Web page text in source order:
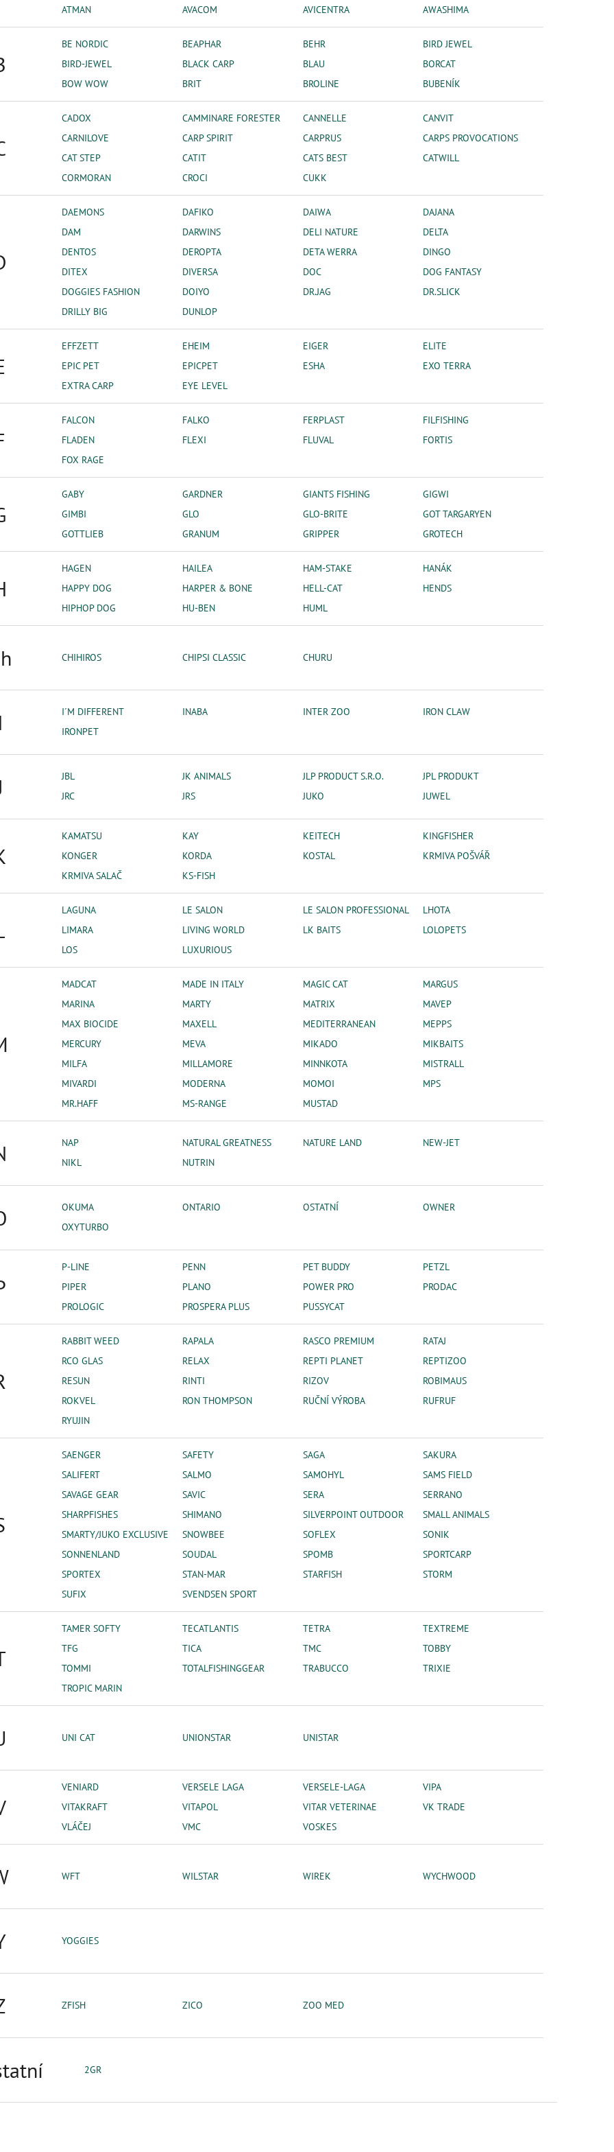
ATMAN
AVACOM AVICENTRA AWASHIMA
BE NORDIC BEAPHAR BEHR
BIRD JEWEL
BIRD-JEWEL
BLACK CARP BLAU
BORCAT
BOW WOW
BRIT BROLINE BUBENÍK
CADOX CAMMINARE FORESTER CANNELLE
CANVIT
CARNILOVE
CARP SPIRIT CARPRUS
CARPS PROVOCATIONS
CAT STEP
CATIT CATS BEST
CATWILL
CORMORAN
CROCI CUKK
DAEMONS DAFIKO DAIWA
DAJANA
DAM
DARWINS DELI NATURE
DELTA
DENTOS
DEROPTA DETA WERRA
DINGO
DITEX
DIVERSA DOC
DOG FANTASY
DOGGIES FASHION
DOIYO DR.JAG
DR.SLICK
DRILLY BIG
DUNLOP
EFFZETT EHEIM EIGER
ELITE
EPIC PET
EPICPET ESHA
EXO TERRA
EXTRA CARP
EYE LEVEL
FALCON FALKO FERPLAST
FILFISHING
FLADEN
FLEXI FLUVAL
FORTIS
FOX RAGE
GABY GARDNER GIANTS FISHING
GIGWI
GIMBI
GLO GLO-BRITE
GOT TARGARYEN
GOTTLIEB
GRANUM GRIPPER GROTECH
HAGEN HAILEA HAM-STAKE
HANÁK
HAPPY DOG
HARPER & BONE HELL-CAT
HENDS
HIPHOP DOG
HU-BEN HUML
CHIHIROS CHIPSI CLASSIC CHURU
I´M DIFFERENT INABA INTER ZOO
IRON CLAW
IRONPET
JBL JK ANIMALS JLP PRODUCT S.R.O.
JPL PRODUKT
JRC
JRS JUKO JUWEL
KAMATSU KAY KEITECH
KINGFISHER
KONGER
KORDA KOSTAL
KRMIVA POŠVÁŘ
KRMIVA SALAČ
KS-FISH
LAGUNA LE SALON LE SALON PROFESSIONAL
LHOTA
LIMARA
LIVING WORLD LK BAITS
LOLOPETS
LOS
LUXURIOUS
MADCAT MADE IN ITALY MAGIC CAT
MARGUS
MARINA
MARTY MATRIX
MAVEP
MAX BIOCIDE
MAXELL MEDITERRANEAN
MEPPS
MERCURY
MEVA MIKADO
MIKBAITS
MILFA
MILLAMORE MINNKOTA
MISTRALL
MIVARDI
MODERNA MOMOI
MPS
MR.HAFF
MS-RANGE MUSTAD
NAP NATURAL GREATNESS NATURE LAND
NEW-JET
NIKL
NUTRIN
OKUMA ONTARIO OSTATNÍ
OWNER
OXYTURBO
P-LINE PENN PET BUDDY
PETZL
PIPER
PLANO POWER PRO
PRODAC
PROLOGIC
PROSPERA PLUS PUSSYCAT
RABBIT WEED RAPALA RASCO PREMIUM
RATAJ
RCO GLAS
RELAX REPTI PLANET
REPTIZOO
RESUN
RINTI RIZOV
ROBIMAUS
ROKVEL
RON THOMPSON RUČNÍ VÝROBA
RUFRUF
RYUJIN
SAENGER SAFETY SAGA
SAKURA
SALIFERT
SALMO SAMOHYL
SAMS FIELD
SAVAGE GEAR
SAVIC SERA
SERRANO
SHARPFISHES
SHIMANO SILVERPOINT OUTDOOR
SMALL ANIMALS
SMARTY/JUKO EXCLUSIVE
SNOWBEE SOFLEX
SONIK
SONNENLAND
SOUDAL SPOMB
SPORTCARP
SPORTEX
STAN-MAR STARFISH
STORM
SUFIX
SVENDSEN SPORT
TAMER SOFTY TECATLANTIS TETRA
TEXTREME
TFG
TICA TMC
TOBBY
TOMMI
TOTALFISHINGGEAR TRABUCCO
TRIXIE
TROPIC MARIN
UNI CAT UNIONSTAR UNISTAR
VENIARD VERSELE LAGA VERSELE-LAGA
VIPA
VITAKRAFT
VITAPOL VITAR VETERINAE
VK TRADE
VLÁČEJ
VMC VOSKES
WFT WILSTAR WIREK WYCHWOOD
YOGGIES
ZFISH ZICO ZOO MED
2GR